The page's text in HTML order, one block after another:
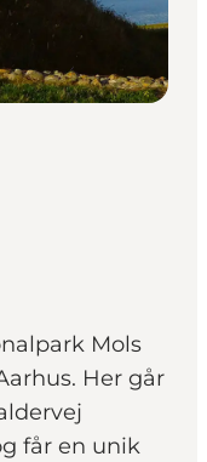
Mols
Her går
får en unik